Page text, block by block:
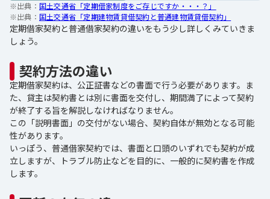
※出典： 国土交通省「定期借家制度をご存じですか・・・？」
※出典： 国土交通省「定期建物賃貸借契約と普通建物賃貸借契約」
定期借家契約と普通借家契約の違いをもう少し詳しくみていきま
しょう。
契約方法の違い
定期借家契約は、公正証書などの書面で行う必要があります。ま
た、貸主は契約書とは別に書面を交付し、期間満了によって契約
が終了する旨を解説しなければなりません。
この「説明書面」の交付がない場合、契約自体が無効となる可能
性があります。
いっぽう、普通借家契約では、書面と口頭のいずれでも契約が成
立しますが、トラブル防止などを目的に、一般的に契約書を作成
します。